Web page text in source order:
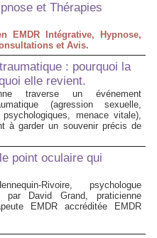
et Thérapies
EMDR Intégrative, Hypnose,
et Avis.
: pourquoi la
elle revient.
traverse un événement
(agression sexuelle,
menace vitale),
à garder un souvenir précis de
point oculaire qui
Rivoire, psychologue
par David Grand, praticienne
EMDR accréditée EMDR